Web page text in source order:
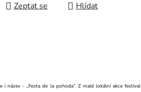
Zeptat se
Hlídat
název - „Festa de la pohoda“. Z malé lokální akce festival